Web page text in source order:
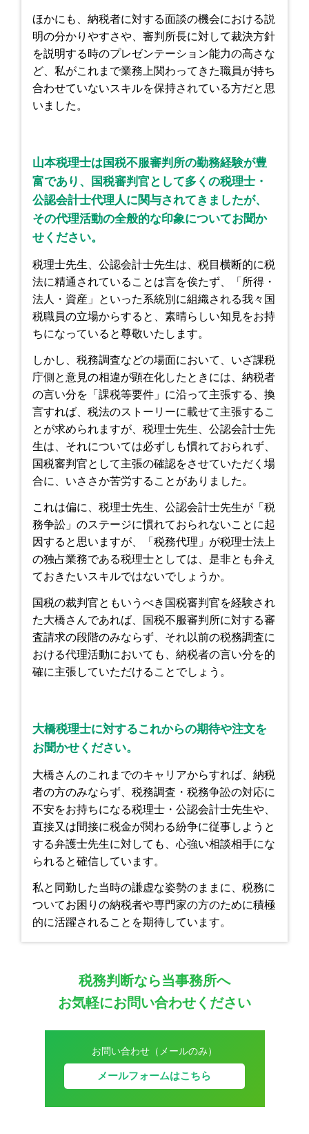
ほかにも、納税者に対する面談の機会における説
明の分かりやすさや、審判所長に対して裁決方針
を説明する時のプレゼンテーション能力の高さな
ど、私がこれまで業務上関わってきた職員が持ち
合わせていないスキルを保持されている方だと思
いました。
山本税理士は国税不服審判所の勤務経験が豊
富であり、国税審判官として多くの税理士・
公認会計士代理人に関与されてきましたが、
その代理活動の全般的な印象についてお聞か
せください。
税理士先生、公認会計士先生は、税目横断的に税
法に精通されていることは言を俟たず、「所得・
法人・資産」といった系統別に組織される我々国
税職員の立場からすると、素晴らしい知見をお持
ちになっていると尊敬いたします。
しかし、税務調査などの場面において、いざ課税
庁側と意見の相違が顕在化したときには、納税者
の言い分を「課税等要件」に沿って主張する、換
言すれば、税法のストーリーに載せて主張するこ
とが求められますが、税理士先生、公認会計士先
生は、それについては必ずしも慣れておられず、
国税審判官として主張の確認をさせていただく場
合に、いささか苦労することがありました。
これは偏に、税理士先生、公認会計士先生が「税
務争訟」のステージに慣れておられないことに起
因すると思いますが、「税務代理」が税理士法上
の独占業務である税理士としては、是非とも弁え
ておきたいスキルではないでしょうか。
国税の裁判官ともいうべき国税審判官を経験され
た大橋さんであれば、国税不服審判所に対する審
査請求の段階のみならず、それ以前の税務調査に
おける代理活動においても、納税者の言い分を的
確に主張していただけることでしょう。
大橋税理士に対するこれからの期待や注文を
お聞かせください。
大橋さんのこれまでのキャリアからすれば、納税
者の方のみならず、税務調査・税務争訟の対応に
不安をお持ちになる税理士・公認会計士先生や、
直接又は間接に税金が関わる紛争に従事しようと
する弁護士先生に対しても、心強い相談相手にな
られると確信しています。
私と同勤した当時の謙虚な姿勢のままに、税務に
ついてお困りの納税者や専門家の方のために積極
的に活躍されることを期待しています。
税務判断なら当事務所へ
お気軽にお問い合わせください
お問い合わせ（メールのみ）
メールフォームはこちら